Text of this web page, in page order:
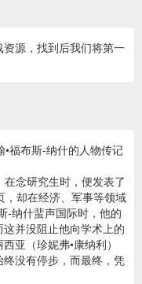
源，找到后我们将第一
布斯-纳什的人物传记
念研究生时，便发表了
却在经济、军事等领域
-纳什蜚声国际时，他的
并没阻止他向学术上的
亚（珍妮弗•康纳利）
没有停步，而最终，凭